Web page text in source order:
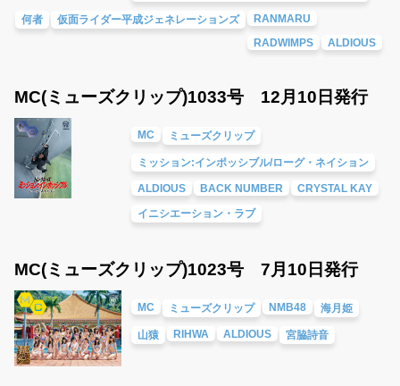
何者 仮面ライダー平成ジェネレーションズ
RANMARU
RADWIMPS
ALDIOUS
MC(ミューズクリップ)1033号 12月10日発行
MC ミューズクリップ
ミッション:インポッシブル/ローグ・ネイション
ALDIOUS BACK NUMBER
CRYSTAL KAY
イニシエーション・ラブ
MC(ミューズクリップ)1023号 7月10日発行
MC ミューズクリップ NMB48 海月姫
山猿 RIHWA ALDIOUS 宮脇詩音